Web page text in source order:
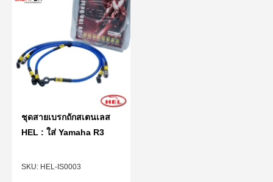
HEL-IS0003
ชุดสายเบรกถักสเตนเลส
HEL : ใส่ Yamaha R3